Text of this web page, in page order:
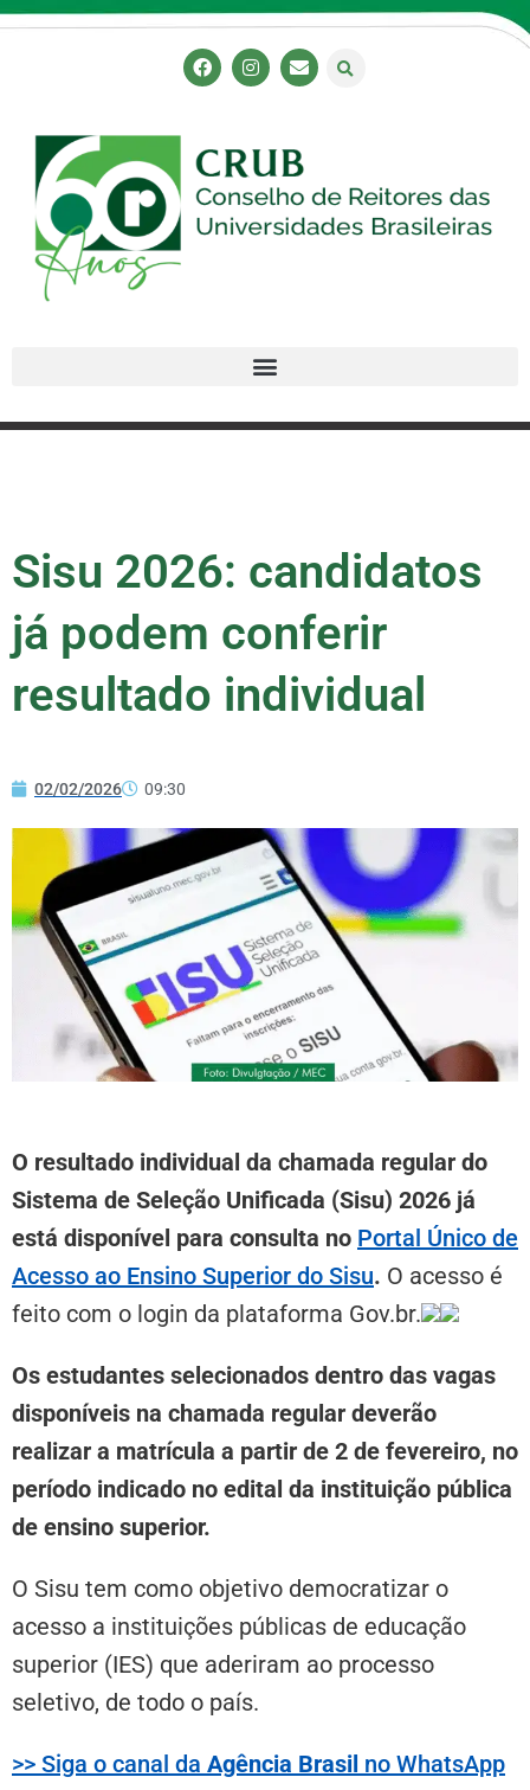
Sisu 2026: candidatos
já podem conferir
resultado individual
02/02/2026 09:30
O resultado individual da chamada regular do
Sistema de Seleção Unificada (Sisu) 2026 já
está disponível para consulta no Portal Único de
Acesso ao Ensino Superior do Sisu. O acesso é
feito com o login da plataforma Gov.br.
Os estudantes selecionados dentro das vagas
disponíveis na chamada regular deverão
realizar a matrícula a partir de 2 de fevereiro, no
período indicado no edital da instituição pública
de ensino superior.
O Sisu tem como objetivo democratizar o
acesso a instituições públicas de educação
superior (IES) que aderiram ao processo
seletivo, de todo o país.
>> Siga o canal da Agência Brasil no WhatsApp